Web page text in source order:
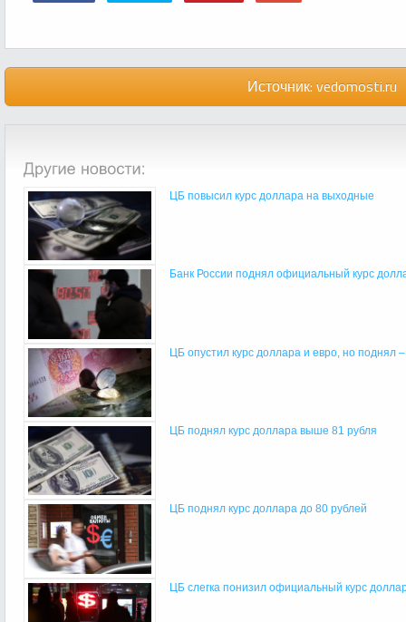
Источник: vedomosti.ru
ЦБ повысил курс доллара на выходные
Банк России поднял официальный курс
ЦБ опустил курс доллара и евро, но поднял
ЦБ поднял курс доллара выше 81 рубля
ЦБ поднял курс доллара до 80 рублей
ЦБ слегка понизил официальный курс